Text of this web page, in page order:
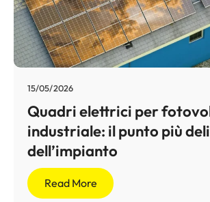
15/05/2026
Quadri elettrici per
industriale: il punto più
dell’impianto
Read More